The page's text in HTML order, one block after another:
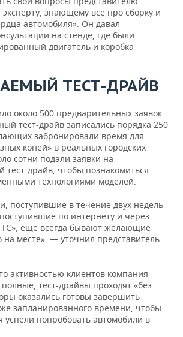
знающему все про сборку и
автомобиля». Он давал
на стенде, где были
двигатель и коробка
ТЕСТ-ДРАЙВ
около 500 предварительных заявок.
тест-драйв записались порядка 250
забронировали время для
коней» в реальных городских
сотни подали заявки на
тест-драйв, чтобы познакомиться
технологиями моделей.
поступившие в течение двух недель
по интернету и через
еще всегда бывают желающие
на месте», — уточнил представитель
активностью клиентов компания
тест-драйвы проходят «без
оказались готовы завершить
запланированного времени, чтобы
успели попробовать автомобили в